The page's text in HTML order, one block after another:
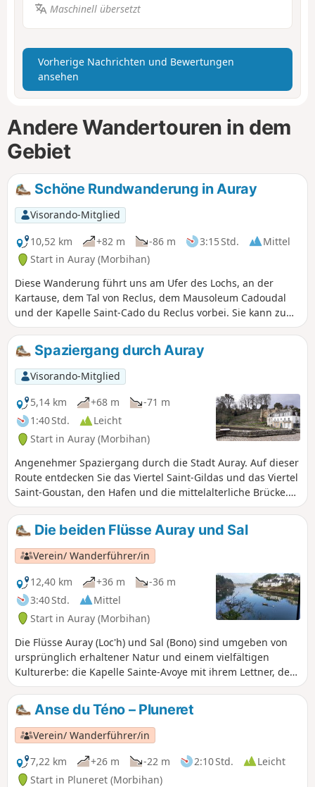
Maschinell übersetzt
Vorherige Nachrichten und Bewertungen
ansehen
Andere Wandertouren in dem
Gebiet
Schöne Rundwanderung in Auray
Visorando-Mitglied
10,52 km
+82 m -86 m 3:15 Std.
Mittel
Start in Auray (Morbihan)
Diese Wanderung führt uns am Ufer des Lochs, an der
Kartause, dem Tal von Reclus, dem Mausoleum Cadoudal
und der Kapelle Saint-Cado du Reclus vorbei. Sie kann zu
Fuß oder im Laufschritt zurückgelegt werden.
Spaziergang durch Auray
Visorando-Mitglied
5,14 km
+68 m
-71 m
1:40 Std.
Leicht
Start in Auray (Morbihan)
Angenehmer Spaziergang durch die Stadt Auray. Auf dieser
Route entdecken Sie das Viertel Saint-Gildas und das Viertel
Saint-Goustan, den Hafen und die mittelalterliche Brücke.
Sie spazieren am Fluss Auray (Loc'h) entlang und genießen
vom Schloss aus einen herrlichen Blick auf die Altstadt.
Die beiden Flüsse Auray und Sal
Verein/ Wanderführer/in
12,40 km
+36 m
-36 m
3:40 Std.
Mittel
Start in Auray (Morbihan)
Die Flüsse Auray (Loc'h) und Sal (Bono) sind umgeben von
ursprünglich erhaltener Natur und einem vielfältigen
Kulturerbe: die Kapelle Sainte-Avoye mit ihrem Lettner, der
Schiffsfriedhof und die alte Brücke von Le Bono.
Anse du Téno – Pluneret
Verein/ Wanderführer/in
7,22 km
+26 m -22 m 2:10 Std.
Leicht
Start in Pluneret (Morbihan)